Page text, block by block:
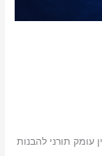
עומק תורני להבנות